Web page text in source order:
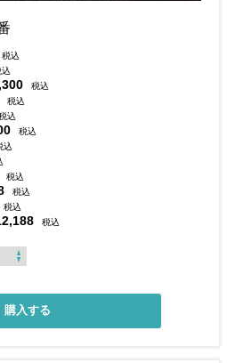
税込
込
税込
税込
込
税込
込
税込
税込
税込
税込